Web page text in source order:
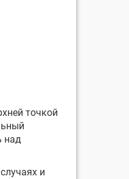
точкой
над
и